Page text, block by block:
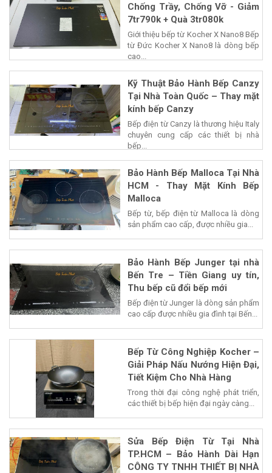
Chống Trầy, Chống Vỡ - Giảm
7tr790k + Quà 3tr080k
Giới thiệu bếp từ Kocher X Nano8 Bếp
từ Đức Kocher X Nano8 là dòng bếp
cao...
Kỹ Thuật Bảo Hành Bếp Canzy
Tại Nhà Toàn Quốc – Thay mặt
kính bếp Canzy
Bếp điện từ Canzy là thương hiệu Italy
chuyên cung cấp các thiết bị nhà
bếp...
Bảo Hành Bếp Malloca Tại Nhà
HCM - Thay Mặt Kính Bếp
Malloca
Bếp từ, bếp điện từ Malloca là dòng
sản phẩm cao cấp, được nhiều gia...
Bảo Hành Bếp Junger tại nhà
Bến Tre – Tiền Giang uy tín,
Thu bếp cũ đổi bếp mới
Bếp điện từ Junger là dòng sản phẩm
cao cấp được nhiều gia đình tại Bến...
Bếp Từ Công Nghiệp Kocher –
Giải Pháp Nấu Nướng Hiện Đại,
Tiết Kiệm Cho Nhà Hàng
Trong thời đại công nghệ phát triển,
các thiết bị bếp hiện đại ngày càng...
Sửa Bếp Điện Từ Tại Nhà
TP.HCM – Bảo Hành Dài Hạn
CÔNG TY TNHH THIẾT BỊ NHÀ